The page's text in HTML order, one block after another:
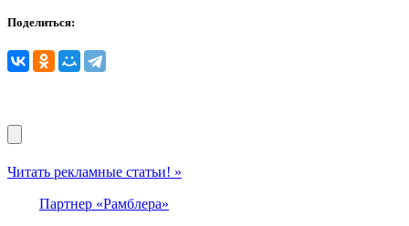
Поделиться:
Читать рекламные статьи! »
Партнер «Рамблера»